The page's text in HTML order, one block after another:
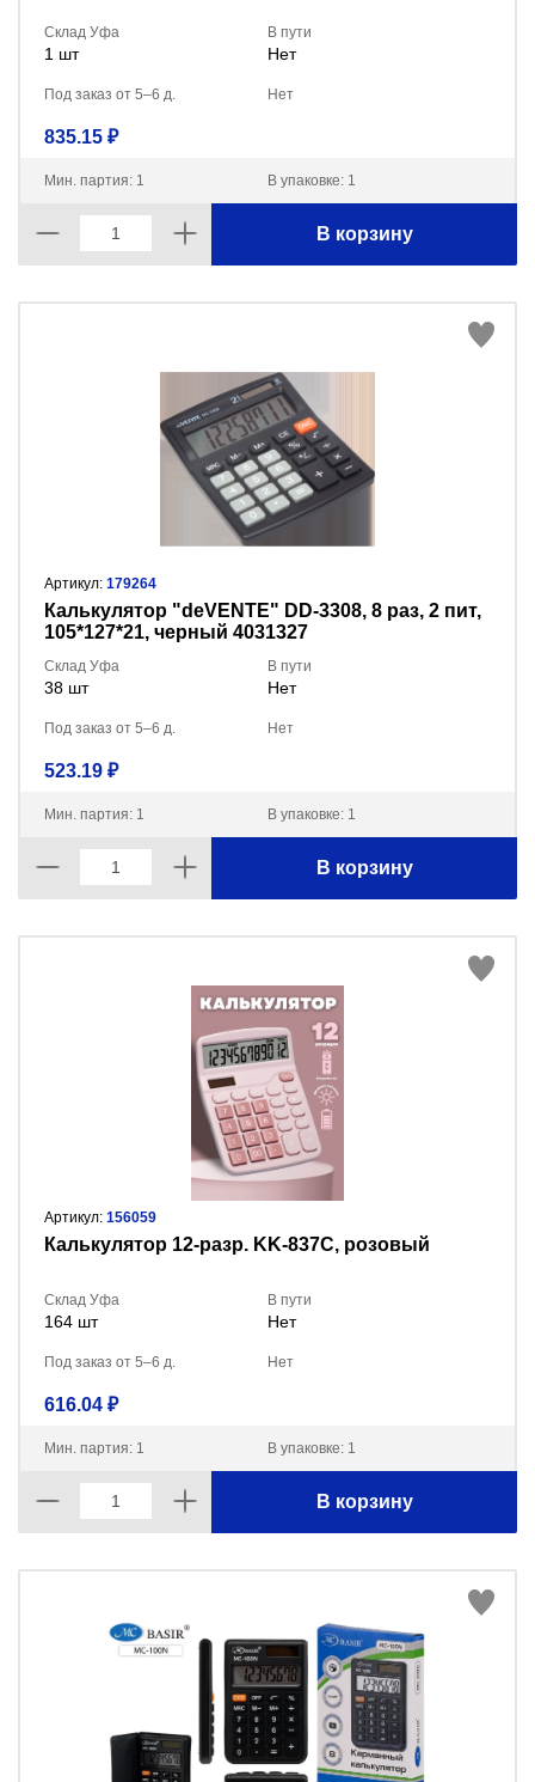
Склад Уфа
1 шт
В пути
Нет
Под заказ от 5–6 д. Нет
835.15 ₽
Мин. партия: 1 В упаковке: 1
В корзину
Артикул: 179264
Калькулятор "deVENTE" DD-3308, 8 раз, 2 пит,
105*127*21, черный 4031327
Склад Уфа
38 шт
В пути
Нет
Под заказ от 5–6 д. Нет
523.19 ₽
Мин. партия: 1 В упаковке: 1
В корзину
Артикул: 156059
Калькулятор 12-разр. KK-837C, розовый
Склад Уфа
164 шт
В пути
Нет
Под заказ от 5–6 д. Нет
616.04 ₽
Мин. партия: 1 В упаковке: 1
В корзину